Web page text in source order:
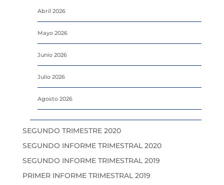
Abril 2026
Mayo 2026
Junio 2026
Julio 2026
Agosto 2026
SEGUNDO TRIMESTRE 2020
SEGUNDO INFORME TRIMESTRAL 2020
SEGUNDO INFORME TRIMESTRAL 2019
PRIMER INFORME TRIMESTRAL 2019